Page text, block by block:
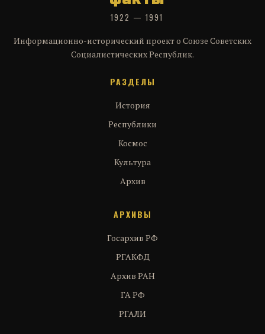
1922 — 1991
Информационно-исторический проект о Союзе Советских
Социалистических Республик.
РАЗДЕЛЫ
История
Республики
Космос
Культура
Архив
АРХИВЫ
Госархив РФ
РГАКФД
Архив РАН
ГА РФ
РГАЛИ